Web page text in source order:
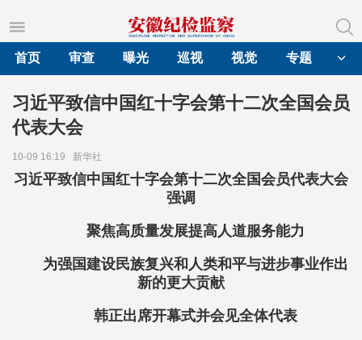
首页
审查 曝光 巡视 视觉 专题
习近平致信中国红十字会第十二次全国会员
代表大会
10-09 16:19 新华社
习近平致信中国红十字会第十二次全国会员代表大会
强调
聚焦高质量发展提高人道服务能力
为强国建设民族复兴和人类和平与进步事业作出
新的更大贡献
韩正出席开幕式并会见全体代表